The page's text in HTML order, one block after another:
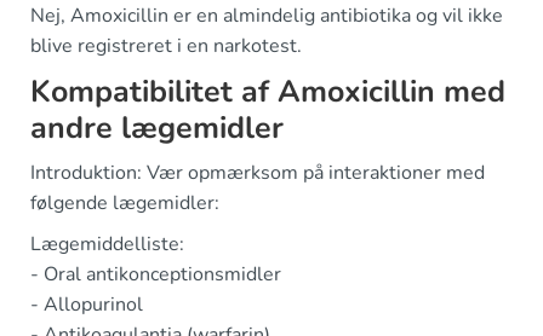
Nej, Amoxicillin er en almindelig antibiotika og vil ikke
blive registreret i en narkotest.
Kompatibilitet af Amoxicillin med
andre lægemidler
Introduktion: Vær opmærksom på interaktioner med
følgende lægemidler:
Lægemiddelliste:
- Oral antikonceptionsmidler
- Allopurinol